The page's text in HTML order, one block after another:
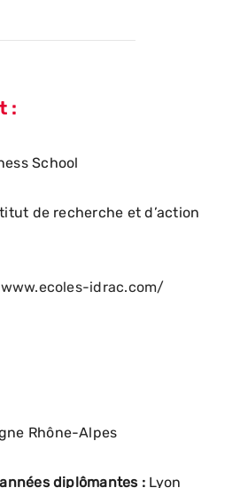
:
School
de recherche et d’action
idrac.com/
Rhône-Alpes
diplômantes : Lyon